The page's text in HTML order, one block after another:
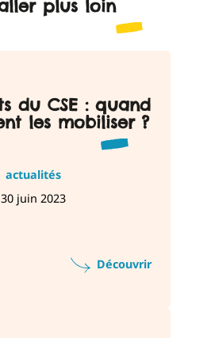
aller plus loin
les mobiliser ?
actualités
30 juin 2023
Découvrir